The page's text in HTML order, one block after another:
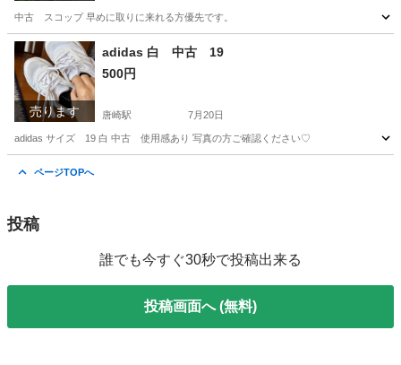
中古 スコップ 早めに取りに来れる方優先です。
滋賀 大津市 その他
売ります
adidas 白 中古 19
500円
唐崎駅 7月20日
adidas サイズ 19 白 中古 使用感あり 写真の方ご確認ください♡
ページTOPへ
投稿
誰でも今すぐ30秒で投稿出来る
投稿画面へ (無料)